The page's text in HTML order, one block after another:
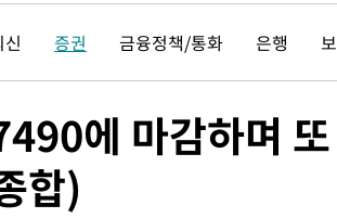
군, 대 테러작전으로 남서부의 무장세력 소탕전..15
락두절 모터보트 승선원 3명 전원 구조
가 요구에 "저강도 대응…이건 체스게임"
, '내부 비리' 자진신고자 징계 감면…포상금 1억으
극한 폭염…'낮 최고 34도' 무더위는 이어져[내일날
증권 금융정책/통화 은행
에 마감하며
합)